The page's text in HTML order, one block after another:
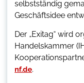
selbstständig
Geschäftsidee
Der „Exitag“ wird
Handelskammer
nf.de.